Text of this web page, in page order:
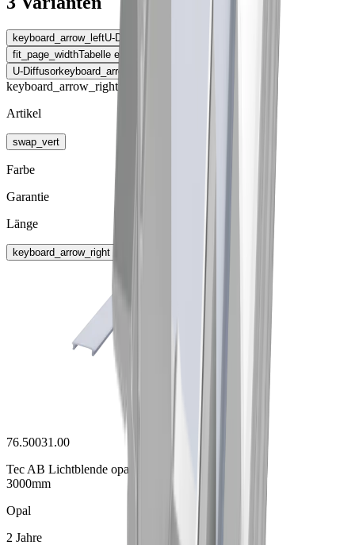
keyboard_arrow_leftU-Diffusor
fit_page_widthTabelle erweitern
U-Diffusorkeyboard_arrow_right
keyboard_arrow_right
Artikel
swap_vert
Farbe
Garantie
Länge
keyboard_arrow_right
76.50031.00
Tec AB Lichtblende opal
3000mm
Opal
2 Jahre